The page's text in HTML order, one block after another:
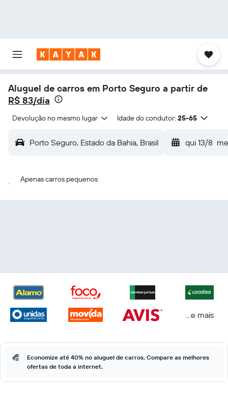
Aluguel de carros em Porto Seguro a partir de
R$ 83/dia
Devolução no mesmo lugar Idade do condutor: 25-65
Porto Seguro, Estado da Bahia, Brasil qui 13/8
Apenas carros pequenos
...e mais
Economize até 40% no aluguel de carros. Compare as melhores
ofertas de toda a internet.